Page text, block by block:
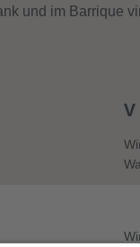
und im Barrique